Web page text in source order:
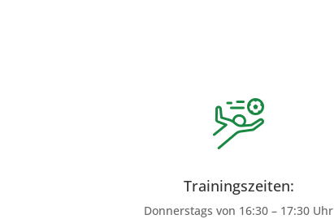
Trainingszeiten:
Donnerstags von 16:30 – 17:30 Uhr